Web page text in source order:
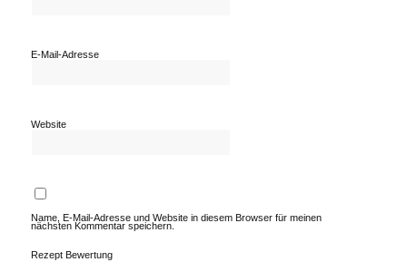
E-Mail-Adresse
Website
Name, E-Mail-Adresse und Website in diesem Browser für meinen
nächsten Kommentar speichern.
Rezept Bewertung